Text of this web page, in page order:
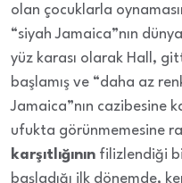
olan çocuklarla
“siyah Jamaica”nın
yüz karası olarak Hall,
başlamış ve “daha az
Jamaica”nın cazibesine
ufukta görünmemesine
karşıtlığının filizlendiği
başladığı ilk dönemde,